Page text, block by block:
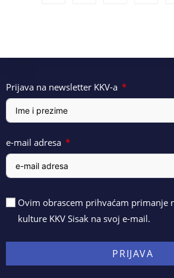
Prijava na newsletter KKV-a
e-mail adresa
Ovim obrascem prihvaćam primanje
kulture KKV Sisak na svoj e-mail.
PRIJAVA